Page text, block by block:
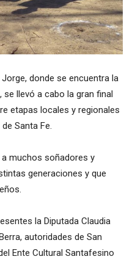
donde se encuentra la
llevó a cabo la gran final
etapas locales y regionales
Santa Fe.
muchos soñadores y
generaciones y que
la Diputada Claudia
autoridades de San
Ente Cultural Santafesino